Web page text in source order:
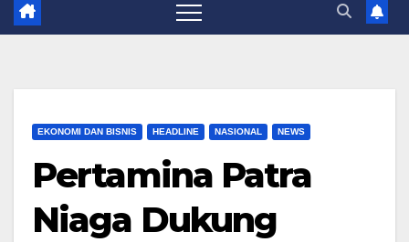
EKONOMI DAN BISNIS HEADLINE NASIONAL NEWS
Pertamina Patra
Niaga Dukung